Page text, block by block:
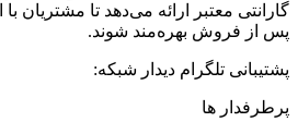
گارانتی معتبر ارائه می‌دهد تا مشتریان
پس از فروش بهره‌مند شوند.
پشتیبانی تلگرام دیدار شبکه:
پرطرفدار ها